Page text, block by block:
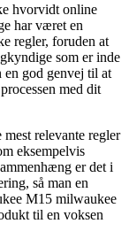
hvorvidt online
har været en
regler, foruden at
som er inde
en god genvej til at
med dit
relevante regler
eksempelvis
er det i
så man en
M15 milwaukee
til en voksen